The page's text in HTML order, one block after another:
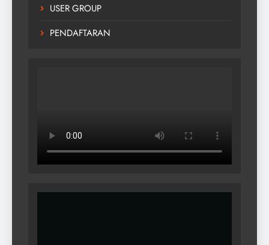
USER GROUP
PENDAFTARAN